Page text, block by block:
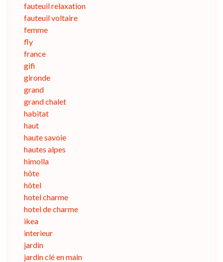
fauteuil relaxation
fauteuil voltaire
femme
fly
france
gifi
gironde
grand
grand chalet
habitat
haut
haute savoie
hautes alpes
himolla
hôte
hôtel
hotel charme
hotel de charme
ikea
interieur
jardin
jardin clé en main